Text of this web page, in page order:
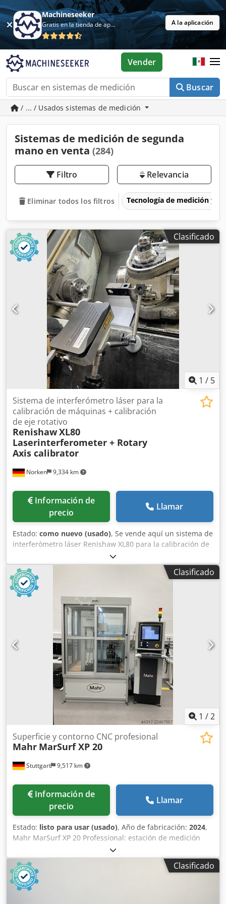
Machineseeker
Gratis en la tienda de aplicaciones A la aplicación
Buscar
Vender
/ ... / Usados sistemas de medición
Sistemas de medición de segunda
mano en venta (284)
Filtro Relevancia
Eliminar todos los filtros Tecnología de medición y
Clasificado
1 / 5
Norken 9,334 km
Sistema de interferómetro láser para la
calibración de máquinas + calibración
de eje rotativo
RenishawXL80
Laserinterferometer + Rotary
Axis calibrator
Información de
precio
Llamar
Estado: como nuevo (usado), Se vende aquí un sistema de
interferómetro láser Renishaw XL80 para la calibración de
máquinas, tanto para ejes lineales como circulares, en
muy buen estado. El instrumento está en perfecto estado
de funcionamiento y se ha utilizado muy poco. Fue
fabricado en 2022. El dispositivo tiene una precisión o
desviación de 1 nm, y el software, por supuesto, está
incluido en la oferta. Si tiene más preguntas, no dude en
ponerse en contacto conmigo. Codpfjzrgvmex Ai Djha
Clasificado
1 /2
Stuttgart 9,517 km
Superficie y contorno CNC profesional
Mahr MarSurf XP 20
Información de
precio
Llamar
Estado: listo para usar (usado), Año de fabricación: 2024,
Mahr MarSurf XP 20 Professional: estación de medición
CNC para superficies y contornos – Año de fabricación:
2024 Datos técnicos Fabricante: Mahr Modelo: MarSurf XP
20 Professional – Serie 1000 Año de fabricación: 2024
Estado: Usado Equipamiento MarSurf XP 20 Professional
con control LD MarWin Professional Contour & Roughness
Clasificado